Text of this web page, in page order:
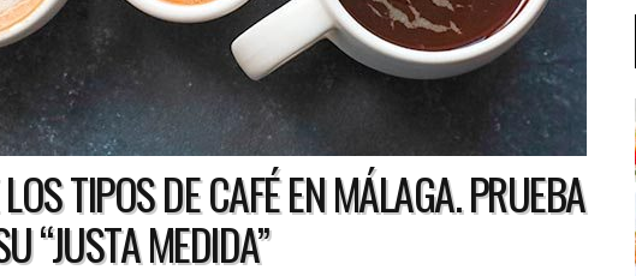
TIPOS DE CAFÉ EN MÁLAGA. PRUEBA
“JUSTA MEDIDA”